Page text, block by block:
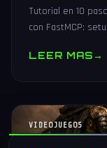
Tutorial en 10
con FastMCP:
LEER MAS→
VIDEOJUEGOS